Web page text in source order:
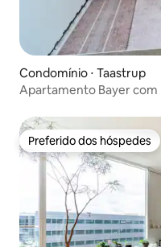
Condomínio ⋅ Taastrup
Apartamento Bayer com
Preferido dos hóspedes
Preferido dos hóspedes